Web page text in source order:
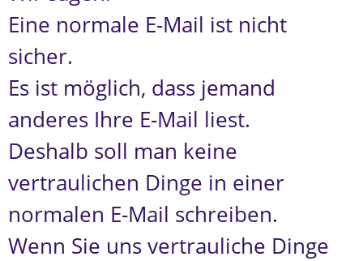
Eine normale E-Mail ist nicht
sicher.
Es ist möglich, dass jemand
anderes Ihre E-Mail liest.
Deshalb soll man keine
vertraulichen Dinge in einer
normalen E-Mail schreiben.
Wenn Sie uns vertrauliche Dinge